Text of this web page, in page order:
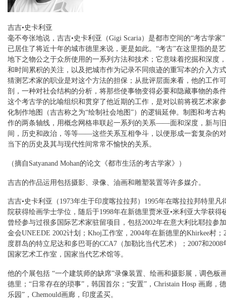
吉吉•史卡利亚
毫不夸张地说，吉吉•史卡利亚（Gigi Scaria）是都市空间的“考古学家
已居住了将近十年的城市德里来说，更是如此。“考古”在这里指的是
地下之物公之于众所使用的一系列方法和技术；它意味着挖掘和深度
和时间累积的关注，以及把城市作为记录不同痕迹的重写本的介入方
猜测艺术家的职业是对这个方法的担保；从批评层面来看，他的工作
剖，一种对社会结构的分析，将那些使事物变得必要和隐藏事物的条
这个考古学的比喻组织和贯穿了他近期的工作，是对以前将视艺术家
化制作地图（吉吉称之为“绘制社会地图”）的逻辑延伸。制图和考古
作的两条轴线，用概念网格串联起一系列的关系——面和深度，新与
间，历史和政治，等等——这些关系互相争斗，以便形成一套复杂的
当下的历史及其与现代性间常常不愉快的关系。
（摘自Satyanand Mohan的论文《都市生活的考古学家》）
吉吉的作品运用包括摄影、录像、油画和雕塑装置等许多媒介。
吉吉•史卡利亚（1973年生于印度喀拉拉邦）1995年在喀拉拉邦特里凡
院获得绘画学士学位，随后于1998年在新德里贾米亚•米利亚大学获得
曾经参与过很多国际艺术家驻留项目，包括2002年在意大利比耶拉参
金会UNEEDE 2002计划；Khoj工作室，2004年在新德里的Khirkee村；
度群岛的特立尼达和多巴哥的CCA7（加勒比当代艺术）；2007和2008
国家艺术工作室，国家当代艺术馆等。
他的个展包括 “一个建筑师的缺席”录像装置、绘画和摄影展，调色板
德里；“日常存在的琐事”，韩国首尔；“安置”，Christain Hosp 画廊，
乐园”，Chemould画廊，印度孟买。